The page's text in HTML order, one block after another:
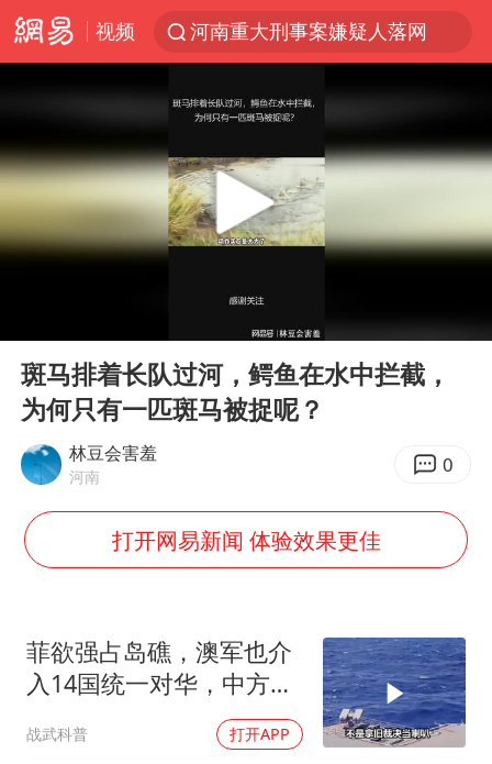
视频
河南重大刑事案嫌疑人落网
光影经济撬动暑期消费新蓝海
《欢迎来龙餐馆》口碑
情侣福建平潭拍日出时坠崖
西湖突现狂风暴雨 游客瞬间被浇透
视频丨中国东方电气集团原党组副书记、董事宋致远被查
杭州全市有序停课
直击东北超：哈尔滨vs通辽
香港宏福苑火灾或由烟头引起
36岁男演员成景区NPC后人气爆棚
郑丽文：台湾从来没有“独立”过
浙江台州《告全体市民书》
酒店回应车内过夜被收150元
上半年国内手机销量TOP30出炉
Play
斑马排着长队过河，鳄鱼在水中拦截，
为何只有一匹斑马被捉呢？
林豆会害羞
河南 0
打开网易新闻 体验效果更佳
菲欲强占岛礁，澳军也介
入14国统一对华，中方称
战武科普 打开APP